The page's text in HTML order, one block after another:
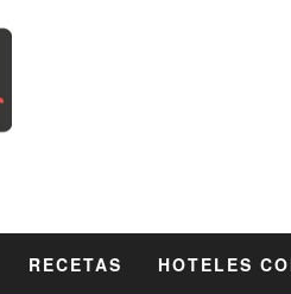
RECETAS HOTELES